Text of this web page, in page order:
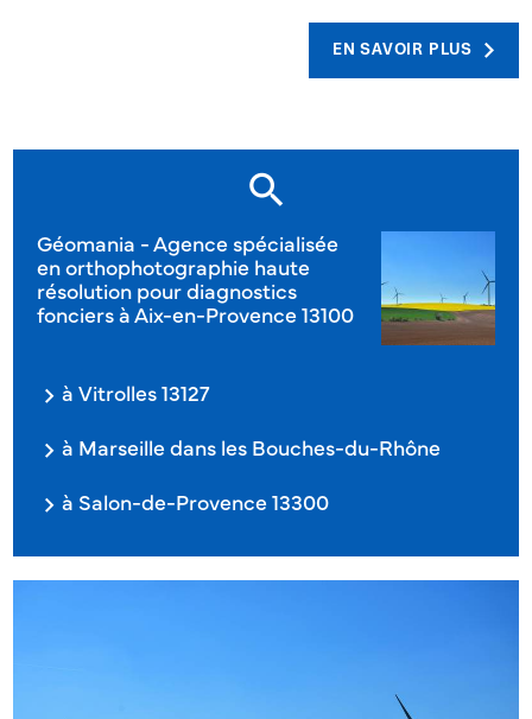
EN SAVOIR PLUS
Géomania - Agence spécialisée
en orthophotographie haute
résolution pour diagnostics
fonciers à Aix-en-Provence 13100
à Vitrolles 13127
à Marseille dans les Bouches-du-Rhône
à Salon-de-Provence 13300